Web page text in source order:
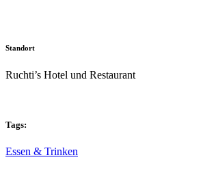
Standort
Ruchti’s Hotel und Restaurant
Tags:
Essen & Trinken